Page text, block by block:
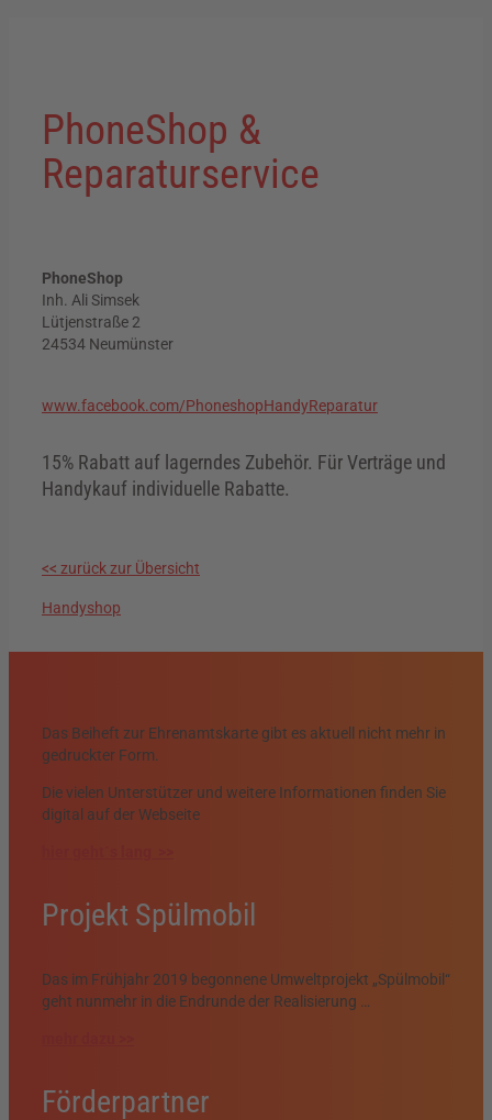
PhoneShop &
Reparaturservice
PhoneShop
Inh. Ali Simsek
Lütjenstraße 2
24534 Neumünster
www.facebook.com/PhoneshopHandyReparatur
15% Rabatt auf lagerndes Zubehör. Für Verträge und
Handykauf individuelle Rabatte.
<< zurück zur Übersicht
Handyshop
Das Beiheft zur Ehrenamtskarte gibt es aktuell nicht mehr in
gedruckter Form.
Die vielen Unterstützer und weitere Informationen finden Sie
digital auf der Webseite
Projekt Spülmobil
Das im Frühjahr 2019 begonnene Umweltprojekt „Spülmobil“
geht nunmehr in die Endrunde der Realisierung …
Förderpartner